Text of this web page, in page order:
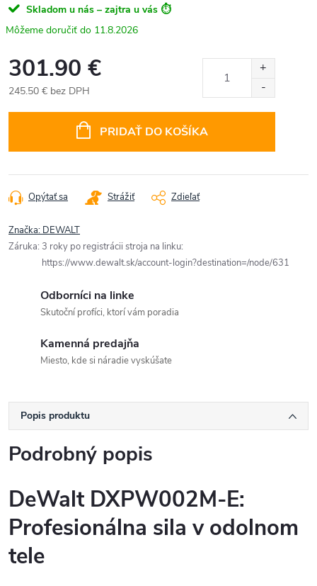
Skladom u nás – zajtra u vás ⏱️
11.8.2026
301.90 €
245.50 € bez DPH
PRIDAŤ DO KOŠÍKA
Opýtať sa Strážiť Zdieľať
Značka: DEWALT
Záruka: 3 roky po registrácii stroja na linku:
https://www.dewalt.sk/account-login?destination=/node/631
Odborníci na linke
Skutoční profíci, ktorí vám poradia
Kamenná predajňa
Miesto, kde si náradie vyskúšate
Popis produktu
Podrobný popis
DeWalt DXPW002M-E:
Profesionálna sila v odolnom
tele